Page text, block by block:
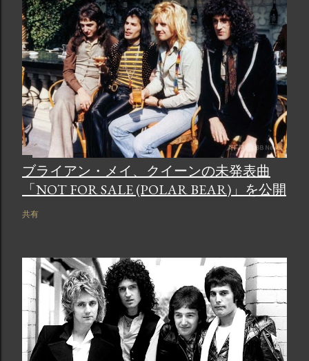
ブライアン・メイ、クイーンの未発表曲
「NOT FOR SALE (POLAR BEAR)」を公開
共有